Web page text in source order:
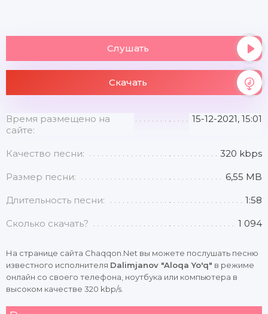
Слушать
Скачать
Время размещено на
сайте:
15-12-2021, 15:01
Качество песни: 320 kbps
Размер песни: 6,55 MB
Длительность песни: 1:58
Сколько скачать? 1 094
На странице сайта Chaqqon.Net вы можете послушать песню
известного исполнителя Dalimjanov "Aloqa Yo'q" в режиме
онлайн со своего телефона, ноутбука или компьютера в
высоком качестве 320 kbp/s.